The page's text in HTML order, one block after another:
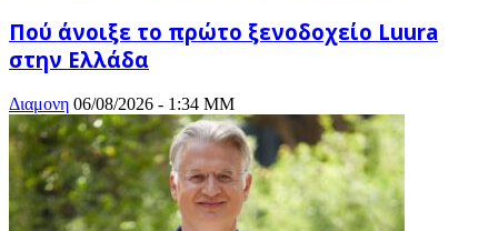
Πού άνοιξε το πρώτο ξενοδοχείο Luura
στην Ελλάδα
Διαμονη 06/08/2026 - 1:34 ΜΜ